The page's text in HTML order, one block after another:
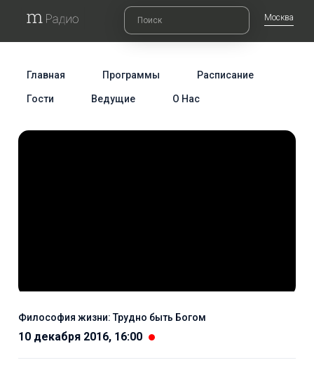
Москва
Главная Программы Расписание
Гости Ведущие О Нас
Философия жизни: Трудно быть Богом
10 декабря 2016, 16:00